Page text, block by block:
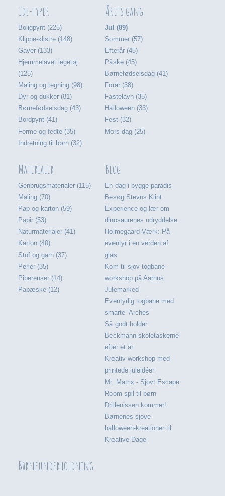
Ide-typer
Boligpynt (225)
Klippe-klistre (148)
Gaver (133)
Hjemmelavet legetøj
(125)
Maling og tegning (98)
Dyr og dukker (81)
Børnefødselsdag (43)
Bordpynt (41)
Forme og fedte (35)
Indretning til børn (32)
Årets gang
Jul (89)
Sommer (57)
Efterår (45)
Påske (45)
Børnefødselsdag (41)
Forår (38)
Fastelavn (35)
Halloween (33)
Fest (32)
Mors dag (25)
Materialer
Genbrugsmaterialer (115)
Maling (70)
Pap og karton (59)
Papir (53)
Naturmaterialer (41)
Karton (40)
Stof og garn (37)
Perler (35)
Piberenser (14)
Papæske (12)
Blog
En dag i bygge-paradis
Besøg Stevns Klint
Experience og lær om
dinosaurenes udryddelse
Holmegaard Værk: På
eventyr i en verden af
glas
Kom til sjov togbane-
workshop på Aarhus
Julemarked
Eventyrlig togbane med
smarte ‘Arches’
Så godt holder
Beckmann-skoletaskerne
efter et år
Kreativ workshop med
printede juleidéer
Mr. Matrix - Sjovt Escape
Room spil til børn
Drillenissen kommer!
Børnenes sjove
halloween-kreationer til
Kreative Dage
Børneunderholdning